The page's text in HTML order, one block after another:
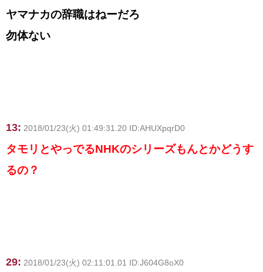
ヤマナカの辞職はねーだろ
勿体ない
13: 2018/01/23(火) 01:49:31.20 ID:AHUXpqrD0
タモリとやっでるNHKのシリーズもんとかどうす
るの？
29: 2018/01/23(火) 02:11:01.01 ID:J604G8oX0